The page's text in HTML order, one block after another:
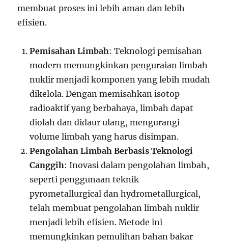
membuat proses ini lebih aman dan lebih
efisien.
Pemisahan Limbah: Teknologi pemisahan
modern memungkinkan penguraian limbah
nuklir menjadi komponen yang lebih mudah
dikelola. Dengan memisahkan isotop
radioaktif yang berbahaya, limbah dapat
diolah dan didaur ulang, mengurangi
volume limbah yang harus disimpan.
Pengolahan Limbah Berbasis Teknologi
Canggih: Inovasi dalam pengolahan limbah,
seperti penggunaan teknik
pyrometallurgical dan hydrometallurgical,
telah membuat pengolahan limbah nuklir
menjadi lebih efisien. Metode ini
memungkinkan pemulihan bahan bakar